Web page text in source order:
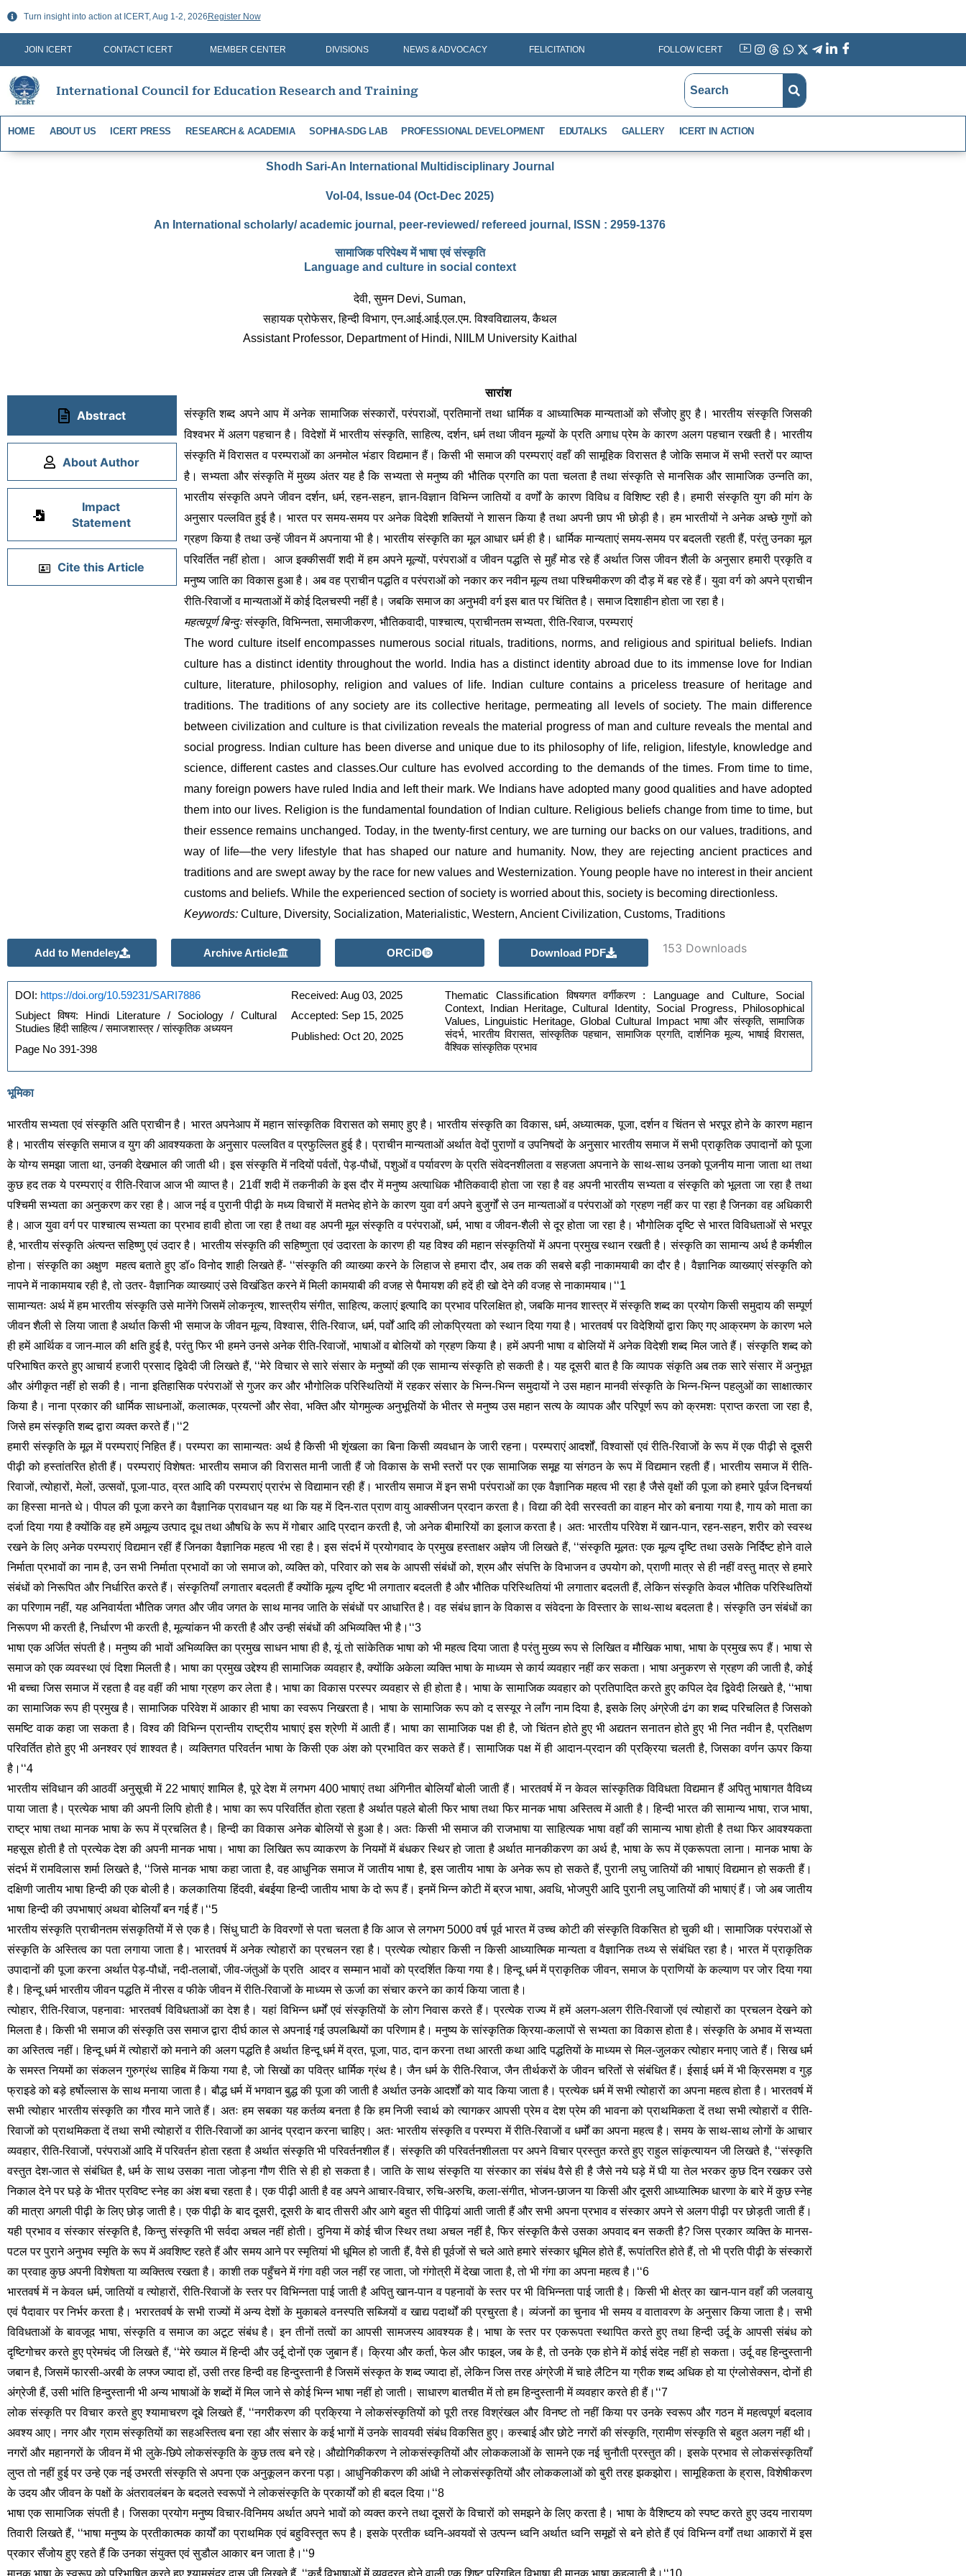
Skip
content
Turn insight into action at ICERT, Aug 1-2, 2026 Register Now
JOIN ICERT CONTACT ICERT MEMBER CENTER DIVISIONS NEWS & ADVOCACY FELICITATION FOLLOW ICERT
Instagram
Threads
International Council for Education Research and Training
HOME ABOUT US ICERT PRESS RESEARCH & ACADEMIA SOPHIA-SDG LAB PROFESSIONAL DEVELOPMENT EDUTALKS GALLERY ICERT IN ACTION
Shodh Sari-An International Multidisciplinary Journal
Vol-04, Issue-04 (Oct-Dec 2025)
An International scholarly/ academic journal, peer-reviewed/ refereed journal, ISSN : 2959-1376
सामाजिक परिपेक्ष्य में भाषा एवं संस्कृति
Language and culture in social context
देवी, सुमन Devi, Suman,
सहायक प्रोफेसर, हिन्दी विभाग, एन.आई.आई.एल.एम. विश्वविद्यालय, कैथल
Assistant Professor, Department of Hindi, NIILM University Kaithal
Abstract
About Author
Impact
Statement
Cite this Article
सारांश
संस्कृति शब्द अपने आप में अनेक सामाजिक संस्कारों, परंपराओं, प्रतिमानों तथा धार्मिक व आध्यात्मिक मान्यताओं को सँजोए हुए है। भारतीय संस्कृति जिसकी
विश्वभर में अलग पहचान है। विदेशों में भारतीय संस्कृति, साहित्य, दर्शन, धर्म तथा जीवन मूल्यों के प्रति अगाध प्रेम के कारण अलग पहचान रखती है। भारतीय
संस्कृति में विरासत व परम्पराओं का अनमोल भंडार विद्यमान हैं। किसी भी समाज की परम्पराएं वहाँ की सामूहिक विरासत है जोकि समाज में सभी स्तरों पर व्याप्त
है। सभ्यता और संस्कृति में मुख्य अंतर यह है कि सभ्यता से मनुष्य की भौतिक प्रगति का पता चलता है तथा संस्कृति से मानसिक और सामाजिक उन्नति का,
भारतीय संस्कृति अपने जीवन दर्शन, धर्म, रहन-सहन, ज्ञान-विज्ञान विभिन्न जातियों व वर्णों के कारण विविध व विशिष्ट रही है। हमारी संस्कृति युग की मांग के
अनुसार पल्लवित हुई है। भारत पर समय-समय पर अनेक विदेशी शक्तियों ने शासन किया है तथा अपनी छाप भी छोड़ी है। हम भारतीयों ने अनेक अच्छे गुणों को
ग्रहण किया है तथा उन्हें जीवन में अपनाया भी है। भारतीय संस्कृति का मूल आधार धर्म ही है। धार्मिक मान्यताएं समय-समय पर बदलती रहती हैं, परंतु उनका मूल
परिवर्तित नहीं होता।  आज इक्कीसवीं शदी में हम अपने मूल्यों, परंपराओं व जीवन पद्धति से मुहँ मोड रहे हैं अर्थात जिस जीवन शैली के अनुसार हमारी प्रकृति व
मनुष्य जाति का विकास हुआ है। अब वह प्राचीन पद्धति व परंपराओं को नकार कर नवीन मूल्य तथा पश्चिमीकरण की दौड़ में बह रहे हैं। युवा वर्ग को अपने प्राचीन
रीति-रिवाजों व मान्यताओं में कोई दिलचस्पी नहीं है। जबकि समाज का अनुभवी वर्ग इस बात पर चिंतित है। समाज दिशाहीन होता जा रहा है।
महत्वपूर्ण बिन्दुः संस्कृति, विभिन्नता, समाजीकरण, भौतिकवादी, पाश्चात्य, प्राचीनतम सभ्यता, रीति-रिवाज, परम्पराएं
The word culture itself encompasses numerous social rituals, traditions, norms, and religious and spiritual beliefs. Indian
culture has a distinct identity throughout the world. India has a distinct identity abroad due to its immense love for Indian
culture, literature, philosophy, religion and values of life. Indian culture contains a priceless treasure of heritage and
traditions. The traditions of any society are its collective heritage, permeating all levels of society. The main difference
between civilization and culture is that civilization reveals the material progress of man and culture reveals the mental and
social progress. Indian culture has been diverse and unique due to its philosophy of life, religion, lifestyle, knowledge and
science, different castes and classes.Our culture has evolved according to the demands of the times. From time to time,
many foreign powers have ruled India and left their mark. We Indians have adopted many good qualities and have adopted
them into our lives. Religion is the fundamental foundation of Indian culture. Religious beliefs change from time to time, but
their essence remains unchanged. Today, in the twenty-first century, we are turning our backs on our values, traditions, and
way of life—the very lifestyle that has shaped our nature and humanity. Now, they are rejecting ancient practices and
traditions and are swept away by the race for new values and Westernization. Young people have no interest in their ancient
customs and beliefs. While the experienced section of society is worried about this, society is becoming directionless.
Keywords:Culture, Diversity, Socialization, Materialistic, Western, Ancient Civilization, Customs, Traditions
Add to Mendeley Archive Article ORCiD Download PDF 153 Downloads
DOI: https://doi.org/10.59231/SARI7886
Subject विषय: Hindi Literature / Sociology / Cultural
Studies हिंदी साहित्य / समाजशास्त्र / सांस्कृतिक अध्ययन
Page No 391-398
Received: Aug 03, 2025
Accepted: Sep 15, 2025
Published: Oct 20, 2025
Thematic Classification विषयगत वर्गीकरण : Language and Culture, Social
Context, Indian Heritage, Cultural Identity, Social Progress, Philosophical
Values, Linguistic Heritage, Global Cultural Impact भाषा और संस्कृति, सामाजिक
संदर्भ, भारतीय विरासत, सांस्कृतिक पहचान, सामाजिक प्रगति, दार्शनिक मूल्य, भाषाई विरासत,
वैश्विक सांस्कृतिक प्रभाव
भूमिका
भारतीय सभ्यता एवं संस्कृति अति प्राचीन है। भारत अपनेआप में महान सांस्कृतिक विरासत को समाए हुए है। भारतीय संस्कृति का विकास, धर्म, अध्यात्मक, पूजा, दर्शन व चिंतन से भरपूर होने के कारण महान
है। भारतीय संस्कृति समाज व युग की आवश्यकता के अनुसार पल्लवित व प्रफुल्लित हुई है। प्राचीन मान्यताओं अर्थात वेदों पुराणों व उपनिषदों के अनुसार भारतीय समाज में सभी प्राकृतिक उपादानों को पूजा
के योग्य समझा जाता था, उनकी देखभाल की जाती थी। इस संस्कृति में नदियों पर्वतों, पेड़-पौधों, पशुओं व पर्यावरण के प्रति संवेदनशीलता व सहजता अपनाने के साथ-साथ उनको पूजनीय माना जाता था तथा
कुछ हद तक ये परम्पराएं व रीति-रिवाज आज भी व्याप्त है। 21वीं शदी में तकनीकी के इस दौर में मनुष्य अत्याधिक भौतिकवादी होता जा रहा है वह अपनी भारतीय सभ्यता व संस्कृति को भूलता जा रहा है तथा
पश्चिमी सभ्यता का अनुकरण कर रहा है। आज नई व पुरानी पीढ़ी के मध्य विचारों में मतभेद होने के कारण युवा वर्ग अपने बुजुर्गों से उन मान्यताओं व परंपराओं को ग्रहण नहीं कर पा रहा है जिनका वह अधिकारी
है। आज युवा वर्ग पर पाश्चात्य सभ्यता का प्रभाव हावी होता जा रहा है तथा वह अपनी मूल संस्कृति व परंपराओं, धर्म, भाषा व जीवन-शैली से दूर होता जा रहा है। भौगोलिक दृष्टि से भारत विविधताओं से भरपूर
है, भारतीय संस्कृति अंत्यन्त सहिष्णु एवं उदार है। भारतीय संस्कृति की सहिष्णुता एवं उदारता के कारण ही यह विश्व की महान संस्कृतियों में अपना प्रमुख स्थान रखती है। संस्कृति का सामान्य अर्थ है कर्मशील
होना। संस्कृति का अक्षुण  महत्व बताते हुए डॉ० विनोद शाही लिखते हैं- ‘‘संस्कृति की व्याख्या करने के लिहाज से हमारा दौर, अब तक की सबसे बड़ी नाकामयाबी का दौर है। वैज्ञानिक व्याख्याएं संस्कृति को
नापने में नाकामयाब रही है, तो उतर- वैज्ञानिक व्याख्याएं उसे विखंडित करने में मिली कामयाबी की वजह से पैमायश की हदें ही खो देने की वजह से नाकामयाब।‘‘1
सामान्यतः अर्थ में हम भारतीय संस्कृति उसे मानेंगे जिसमें लोकनृत्य, शास्त्रीय संगीत, साहित्य, कलाएं इत्यादि का प्रभाव परिलक्षित हो, जबकि मानव शास्त्र में संस्कृति शब्द का प्रयोग किसी समुदाय की सम्पूर्ण
जीवन शैली से लिया जाता है अर्थात किसी भी समाज के जीवन मूल्य, विश्वास, रीति-रिवाज, धर्म, पर्वों आदि की लोकप्रियता को स्थान दिया गया है। भारतवर्ष पर विदेशियों द्वारा किए गए आक्रमण के कारण भले
ही हमें आर्थिक व जान-माल की क्षति हुई है, परंतु फिर भी हमने उनसे अनेक रीति-रिवाजों, भाषाओं व बोलियों को ग्रहण किया है। हमें अपनी भाषा व बोलियों में अनेक विदेशी शब्द मिल जाते हैं। संस्कृति शब्द को
परिभाषित करते हुए आचार्य हजारी प्रसाद द्विवेदी जी लिखते हैं, ‘‘मेरे विचार से सारे संसार के मनुष्यों की एक सामान्य संस्कृति हो सकती है। यह दूसरी बात है कि व्यापक संकृति अब तक सारे संसार में अनुभूत
और अंगीकृत नहीं हो सकी है। नाना इतिहासिक परंपराओं से गुजर कर और भौगोलिक परिस्थितियों में रहकर संसार के भिन्न-भिन्न समुदायों ने उस महान मानवी संस्कृति के भिन्न-भिन्न पहलुओं का साक्षात्कार
किया है। नाना प्रकार की धार्मिक साधनाओं, कलात्मक, प्रयत्नों और सेवा, भक्ति और योगमुल्क अनुभूतियों के भीतर से मनुष्य उस महान सत्य के व्यापक और परिपूर्ण रूप को क्रमशः प्राप्त करता जा रहा है,
जिसे हम संस्कृति शब्द द्वारा व्यक्त करते हैं।‘‘2
हमारी संस्कृति के मूल में परम्पराएं निहित हैं। परम्परा का सामान्यतः अर्थ है किसी भी शृंखला का बिना किसी व्यवधान के जारी रहना। परम्पराएं आदर्शों, विश्वासों एवं रीति-रिवाजों के रूप में एक पीढ़ी से दूसरी
पीढ़ी को हस्तांतरित होती हैं। परम्पराएं विशेषतः भारतीय समाज की विरासत मानी जाती हैं जो विकास के सभी स्तरों पर एक सामाजिक समूह या संगठन के रूप में विद्यमान रहती हैं। भारतीय समाज में रीति-
रिवाजों, त्योहारों, मेलों, उत्सवों, पूजा-पाठ, व्रत आदि की परम्पराएं प्रारंभ से विद्यामान रही हैं। भारतीय समाज में इन सभी परंपराओं का एक वैज्ञानिक महत्व भी रहा है जैसे वृक्षों की पूजा को हमारे पूर्वज दिनचर्या
का हिस्सा मानते थे। पीपल की पूजा करने का वैज्ञानिक प्रावधान यह था कि यह में दिन-रात प्राण वायु आक्सीजन प्रदान करता है। विद्या की देवी सरस्वती का वाहन मोर को बनाया गया है, गाय को माता का
दर्जा दिया गया है क्योंकि वह हमें अमूल्य उत्पाद दूध तथा औषधि के रूप में गोबार आदि प्रदान करती है, जो अनेक बीमारियों का इलाज करता है। अतः भारतीय परिवेश में खान-पान, रहन-सहन, शरीर को स्वस्थ
रखने के लिए अनेक परम्पराएं विद्यमान रहीं हैं जिनका वैज्ञानिक महत्व भी रहा है। इस संदर्भ में प्रयोगवाद के प्रमुख हस्ताक्षर अज्ञेय जी लिखते हैं, ‘‘संस्कृति मूलतः एक मूल्य दृष्टि तथा उसके निर्दिष्ट होने वाले
निर्माता प्रभावों का नाम है, उन सभी निर्माता प्रभावों का जो समाज को, व्यक्ति को, परिवार को सब के आपसी संबंधों को, श्रम और संपत्ति के विभाजन व उपयोग को, प्राणी मात्र से ही नहीं वस्तु मात्र से हमारे
संबंधों को निरूपित और निर्धारित करते हैं। संस्कृतियाँ लगातार बदलती हैं क्योंकि मूल्य दृष्टि भी लगातार बदलती है और भौतिक परिस्थितियां भी लगातार बदलती हैं, लेकिन संस्कृति केवल भौतिक परिस्थितियों
का परिणाम नहीं, यह अनिवार्यता भौतिक जगत और जीव जगत के साथ मानव जाति के संबंधों पर आधारित है। वह संबंध ज्ञान के विकास व संवेदना के विस्तार के साथ-साथ बदलता है। संस्कृति उन संबंधों का
निरूपण भी करती है, निर्धारण भी करती है, मूल्यांकन भी करती है और उन्ही संबंधों की अभिव्यक्ति भी है।‘‘3
भाषा एक अर्जित संपती है। मनुष्य की भावों अभिव्यक्ति का प्रमुख साधन भाषा ही है, यूं तो सांकेतिक भाषा को भी महत्व दिया जाता है परंतु मुख्य रूप से लिखित व मौखिक भाषा, भाषा के प्रमुख रूप हैं। भाषा से
समाज को एक व्यवस्था एवं दिशा मिलती है। भाषा का प्रमुख उद्देश्य ही सामाजिक व्यवहार है, क्योंकि अकेला व्यक्ति भाषा के माध्यम से कार्य व्यवहार नहीं कर सकता। भाषा अनुकरण से ग्रहण की जाती है, कोई
भी बच्चा जिस समाज में रहता है वह वहीं की भाषा ग्रहण कर लेता है। भाषा का विकास परस्पर व्यवहार से ही होता है। भाषा के सामाजिक व्यवहार को प्रतिपादित करते हुए कपिल देव द्विवेदी लिखते है, ‘‘भाषा
का सामाजिक रूप ही प्रमुख है। सामाजिक परिवेश में आकार ही भाषा का स्वरूप निखरता है। भाषा के सामाजिक रूप को द सस्यूर ने लाँग नाम दिया है, इसके लिए अंग्रेजी ढंग का शब्द परिचलित है जिसको
समष्टि वाक कहा जा सकता है। विश्व की विभिन्न प्रान्तीय राष्ट्रीय भाषाएं इस श्रेणी में आती हैं। भाषा का सामाजिक पक्ष ही है, जो चिंतन होते हुए भी अद्यतन सनातन होते हुए भी नित नवीन है, प्रतिक्षण
परिवर्तित होते हुए भी अनश्वर एवं शाश्वत है। व्यक्तिगत परिवर्तन भाषा के किसी एक अंश को प्रभावित कर सकते हैं। सामाजिक पक्ष में ही आदान-प्रदान की प्रक्रिया चलती है, जिसका वर्णन ऊपर किया
है।‘‘4
भारतीय संविधान की आठवीं अनुसूची में 22 भाषाएं शामिल है, पूरे देश में लगभग 400 भाषाएं तथा अंगिनीत बोलियाँ बोली जाती हैं। भारतवर्ष में न केवल सांस्कृतिक विविधता विद्यमान हैं अपितु भाषागत वैविध्य
पाया जाता है। प्रत्येक भाषा की अपनी लिपि होती है। भाषा का रूप परिवर्तित होता रहता है अर्थात पहले बोली फिर भाषा तथा फिर मानक भाषा अस्तित्व में आती है। हिन्दी भारत की सामान्य भाषा, राज भाषा,
राष्ट्र भाषा तथा मानक भाषा के रूप में प्रचलित है। हिन्दी का विकास अनेक बोलियों से हुआ है। अतः किसी भी समाज की राजभाषा या साहित्यक भाषा वहाँ की सामान्य भाषा होती है तथा फिर आवश्यकता
महसूस होती है तो प्रत्येक देश की अपनी मानक भाषा। भाषा का लिखित रूप व्याकरण के नियमों में बंधकर स्थिर हो जाता है अर्थात मानकीकरण का अर्थ है, भाषा के रूप में एकरूपता लाना। मानक भाषा के
संदर्भ में रामविलास शर्मा लिखते है, ‘‘जिसे मानक भाषा कहा जाता है, वह आधुनिक समाज में जातीय भाषा है, इस जातीय भाषा के अनेक रूप हो सकते हैं, पुरानी लघु जातियों की भाषाएं विद्यमान हो सकती हैं।
दक्षिणी जातीय भाषा हिन्दी की एक बोली है। कलकातिया हिंदवी, बंबईया हिन्दी जातीय भाषा के दो रूप हैं। इनमें भिन्न कोटी में ब्रज भाषा, अवधि, भोजपुरी आदि पुरानी लघु जातियों की भाषाएं हैं। जो अब जातीय
भाषा हिन्दी की उपभाषाएं अथवा बोलियाँ बन गई हैं।‘‘5
भारतीय संस्कृति प्राचीनतम संसकृतियों में से एक है। सिंधु घाटी के विवरणों से पता चलता है कि आज से लगभग 5000 वर्ष पूर्व भारत में उच्च कोटी की संस्कृति विकसित हो चुकी थी। सामाजिक परंपराओं से
संस्कृति के अस्तित्व का पता लगाया जाता है। भारतवर्ष में अनेक त्योहारों का प्रचलन रहा है। प्रत्येक त्योहार किसी न किसी आध्यात्मिक मान्यता व वैज्ञानिक तथ्य से संबंधित रहा है। भारत में प्राकृतिक
उपादानों की पूजा करना अर्थात पेड़-पौधों, नदी-तलाबों, जीव-जंतुओं के प्रति  आदर व सम्मान भावों को प्रदर्शित किया गया है। हिन्दू धर्म में प्राकृतिक जीवन, समाज के प्राणियों के कल्याण पर जोर दिया गया
है। हिन्दू धर्म भारतीय जीवन पद्धति में नीरस व फीके जीवन में रीति-रिवाजों के माध्यम से ऊर्जा का संचार करने का कार्य किया जाता है।
त्योहार, रीति-रिवाज, पहनावाः भारतवर्ष विविधताओं का देश है। यहां विभिन्न धर्मों एवं संस्कृतियों के लोग निवास करते हैं। प्रत्येक राज्य में हमें अलग-अलग रीति-रिवाजों एवं त्योहारों का प्रचलन देखने को
मिलता है। किसी भी समाज की संस्कृति उस समाज द्वारा दीर्घ काल से अपनाई गई उपलब्धियों का परिणाम है। मनुष्य के सांस्कृतिक क्रिया-कलापों से सभ्यता का विकास होता है। संस्कृति के अभाव में सभ्यता
का अस्तित्व नहीं। हिन्दू धर्म में त्योहारों को मनाने की अलग पद्धति है अर्थात हिन्दू धर्म में व्रत, पूजा, पाठ, दान करना तथा आरती कथा आदि पद्धतियों के माध्यम से मिल-जुलकर त्योहार मनाए जाते हैं। सिख धर्म
के समस्त नियमों का संकलन गुरुग्रंथ साहिब में किया गया है, जो सिखों का पवित्र धार्मिक ग्रंथ है। जैन धर्म के रीति-रिवाज, जैन तीर्थकरों के जीवन चरितों से संबंधित हैं। ईसाई धर्म में भी क्रिसमश व गुड़
फ्राइडे को बड़े हर्षोल्लास के साथ मनाया जाता है। बौद्ध धर्म में भगवान बुद्ध की पूजा की जाती है अर्थात उनके आदर्शों को याद किया जाता है। प्रत्येक धर्म में सभी त्योहारों का अपना महत्व होता है। भारतवर्ष में
सभी त्योहार भारतीय संस्कृति का गौरव माने जाते हैं। अतः हम सबका यह कर्तव्य बनता है कि हम निजी स्वार्थ को त्यागकर आपसी प्रेम व देश प्रेम की भावना को प्राथमिकता दें तथा सभी त्योहारों व रीति-
रिवाजों को प्राथमिकता दें तथा सभी त्योहारों व रीति-रिवाजों का आनंद प्रदान करना चाहिए। अतः भारतीय संस्कृति व परम्परा में रीति-रिवाजों व धर्मों का अपना महत्व है। समय के साथ-साथ लोगों के आचार
व्यवहार, रीति-रिवाजों, परंपराओं आदि में परिवर्तन होता रहता है अर्थात संस्कृति भी परिवर्तनशील हैं। संस्कृति की परिवर्तनशीलता पर अपने विचार प्रस्तुत करते हुए राहुल सांकृत्यायन जी लिखते है, ‘‘संस्कृति
वस्तुत देश-जात से संबंधित है, धर्म के साथ उसका नाता जोड़ना गौण रीति से ही हो सकता है। जाति के साथ संस्कृति या संस्कार का संबंध वैसे ही है जैसे नये घड़े में घी या तेल भरकर कुछ दिन रखकर उसे
निकाल देने पर घड़े के भीतर प्रविष्ट स्नेह का अंश बचा रहता है। एक पीढ़ी आती है वह अपने आचार-विचार, रुचि-अरुचि, कला-संगीत, भोजन-छाजन या किसी और दूसरी आध्यात्मिक धारणा के बारे में कुछ स्नेह
की मात्रा अगली पीढ़ी के लिए छोड़ जाती है। एक पीढ़ी के बाद दूसरी, दूसरी के बाद तीसरी और आगे बहुत सी पीढ़ियां आती जाती हैं और सभी अपना प्रभाव व संस्कार अपने से अलग पीढ़ी पर छोड़ती जाती हैं।
यही प्रभाव व संस्कार संस्कृति है, किन्तु संस्कृति भी सर्वदा अचल नहीं होती। दुनिया में कोई चीज स्थिर तथा अचल नहीं है, फिर संस्कृति कैसे उसका अपवाद बन सकती है? जिस प्रकार व्यक्ति के मानस-
पटल पर पुराने अनुभव स्मृति के रूप में अवशिष्ट रहते हैं और समय आने पर स्मृतियां भी धूमिल हो जाती हैं, वैसे ही पूर्वजों से चले आते हमारे संस्कार धूमिल होते हैं, रूपांतरित होते हैं, तो भी प्रति पीढ़ी के संस्कारों
का प्रवाह कुछ अपनी विशेषता या व्यक्तित्व रखता है। काशी तक पहुँचने में गंगा वही जल नहीं रह जाता, जो गंगोत्री में देखा जाता है, तो भी गंगा का अपना महत्व है।‘‘6
भारतवर्ष में न केवल धर्म, जातियों व त्योहारों, रीति-रिवाजों के स्तर पर विभिन्नता पाई जाती है अपितु खान-पान व पहनावों के स्तर पर भी विभिन्नता पाई जाती है। किसी भी क्षेत्र का खान-पान वहाँ की जलवायु
एवं पैदावार पर निर्भर करता है। भरारतवर्ष के सभी राज्यों में अन्य देशों के मुकाबले वनस्पति सब्जियों व खाद्य पदार्थों की प्रचुरता है। व्यंजनों का चुनाव भी समय व वातावरण के अनुसार किया जाता है। सभी
विविधताओं के बावजूद भाषा, संस्कृति व समाज का अटूट संबंध है। इन तीनों तत्वों का आपसी सामजस्य आवश्यक है। भाषा के स्तर पर एकरूपता स्थापित करते हुए तथा हिन्दी उर्दू के आपसी संबंध को
दृष्टिगोचर करते हुए प्रेमचंद जी लिखते हैं, ‘‘मेरे ख्याल में हिन्दी और उर्दू दोनों एक जुबान हैं। क्रिया और कर्ता, फेल और फाइल, जब के है, तो उनके एक होने में कोई संदेह नहीं हो सकता। उर्दू वह हिन्दुस्तानी
जबान है, जिसमें फारसी-अरबी के लफ्ज ज्यादा हों, उसी तरह हिन्दी वह हिन्दुस्तानी है जिसमें संस्कृत के शब्द ज्यादा हों, लेकिन जिस तरह अंग्रेजी में चाहे लैटिन या ग्रीक शब्द अधिक हो या एंग्लोसेक्सन, दोनों ही
अंग्रेजी हैं, उसी भांति हिन्दुस्तानी भी अन्य भाषाओं के शब्दों में मिल जाने से कोई भिन्न भाषा नहीं हो जाती। साधारण बातचीत में तो हम हिन्दुस्तानी में व्यवहार करते ही हैं।‘‘7
लोक संस्कृति पर विचार करते हुए श्यामाचरण दूबे लिखते हैं, ‘‘नगरीकरण की प्रक्रिया ने लोकसंस्कृतियों को पूरी तरह विश्रंखल और विनष्ट तो नहीं किया पर उनके स्वरूप और गठन में महत्वपूर्ण बदलाव
अवश्य आए। नगर और ग्राम संस्कृतियों का सहअस्तित्व बना रहा और संसार के कई भागों में उनके सावयवी संबंध विकसित हुए। कस्बाई और छोटे नगरों की संस्कृति, ग्रामीण संस्कृति से बहुत अलग नहीं थी।
नगरों और महानगरों के जीवन में भी लुके-छिपे लोकसंस्कृति के कुछ तत्व बने रहे। औद्योगिकीकरण ने लोकसंस्कृतियों और लोककलाओं के सामने एक नई चुनौती प्रस्तुत की। इसके प्रभाव से लोकसंस्कृतियाँ
लुप्त तो नहीं हुई पर उन्हे एक नई उभरती संस्कृति से अपना एक अनुकूलन करना पड़ा। आधुनिकीकरण की आंधी ने लोकसंस्कृतियों और लोककलाओं को बुरी तरह झकझोरा। सामूहिकता के ह्रास, विशेषीकरण
के उदय और जीवन के पक्षों के अंतरावलंबन के बदलते स्वरूपों ने लोकसंस्कृति के प्रकार्यों को ही बदल दिया।‘‘8
भाषा एक सामाजिक संपती है। जिसका प्रयोग मनुष्य विचार-विनिमय अर्थात अपने भावों को व्यक्त करने तथा दूसरों के विचारों को समझने के लिए करता है। भाषा के वैशिष्टय को स्पष्ट करते हुए उदय नारायण
तिवारी लिखते हैं, ‘‘भाषा मनुष्य के प्रतीकात्मक कार्यों का प्राथमिक एवं बहुविस्तृत रूप है। इसके प्रतीक ध्वनि-अवयवों से उत्पन्न ध्वनि अर्थात ध्वनि समूहों से बने होते हैं एवं विभिन्न वर्गों तथा आकारों में इस
प्रकार सँजोय हुए रहते हैं कि उनका संयुक्त एवं सुडौल आकार बन जाता है।‘‘9
मानक भाषा के स्वरूप को परिभाषित करते हुए श्यामसुंदर दास जी लिखते हैं, ‘‘कईं विभाषाओं में व्यवद्रत होने वाली एक शिष्ट परिगृहित विभाषा ही मानक भाषा कहलाती है।‘‘10